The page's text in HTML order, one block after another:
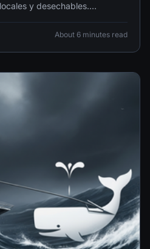
y desechables.
sin ensuciar tu máquina
amigo.
About 6 minutes read